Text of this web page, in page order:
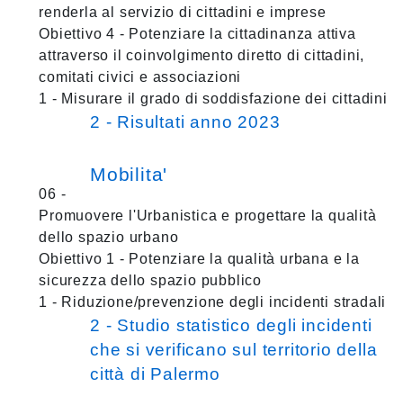
renderla al servizio di cittadini e imprese
Obiettivo 4 - Potenziare la cittadinanza attiva
attraverso il coinvolgimento diretto di cittadini,
comitati civici e associazioni
1 - Misurare il grado di soddisfazione dei cittadini
2 - Risultati anno 2023
Mobilita'
06 -
Promuovere l'Urbanistica e progettare la qualità
dello spazio urbano
Obiettivo 1 - Potenziare la qualità urbana e la
sicurezza dello spazio pubblico
1 - Riduzione/prevenzione degli incidenti stradali
2 - Studio statistico degli incidenti
che si verificano sul territorio della
città di Palermo